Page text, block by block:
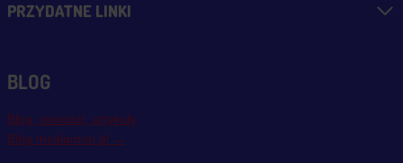
PRZYDATNE LINKI
BLOG
Blog, nowości, artykuły
Blog msalamon.pl →